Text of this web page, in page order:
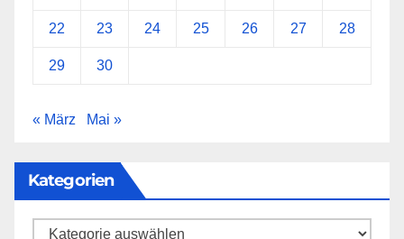
22 23 24 25 26 27 28
29 30
« März Mai »
Kategorien
Kategorien